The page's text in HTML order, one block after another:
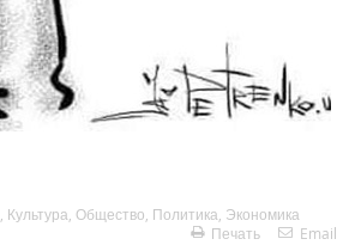
Культура Общество Политика Экономика
Печать
Email